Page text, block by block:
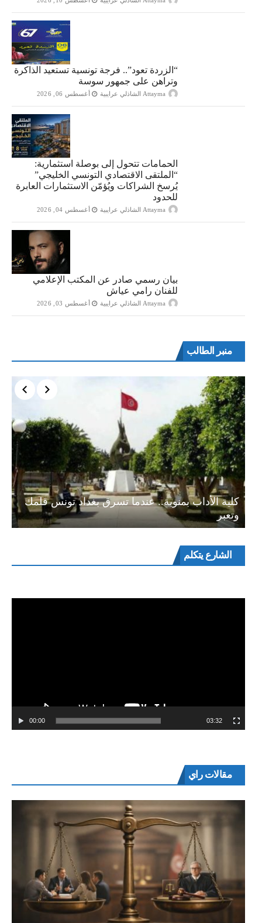
“الزردة تعود”.. فرجة تونسية تستعيد الذاكرة
وتراهن على جمهور سوسة
Attayma الشاذلي عرايبية أغسطس 06, 2026
الحمامات تتحول إلى بوصلة استثمارية:
“الملتقى الاقتصادي التونسي الخليجي”
يُرسخ الشراكات ويُؤمّن الاستثمارات العابرة
للحدود
Attayma الشاذلي عرايبية أغسطس 04, 2026
بيان رسمي صادر عن المكتب الإعلامي
للفنان رامي عياش
Attayma الشاذلي عرايبية أغسطس 03, 2026
منبر الطالب
كلية الأداب بمنوبة.. عندما تسرق بغداد تونس قلمك
وتعبر
الشارع يتكلممشغل
الفيديو
00:00 03:32
مقالات راي